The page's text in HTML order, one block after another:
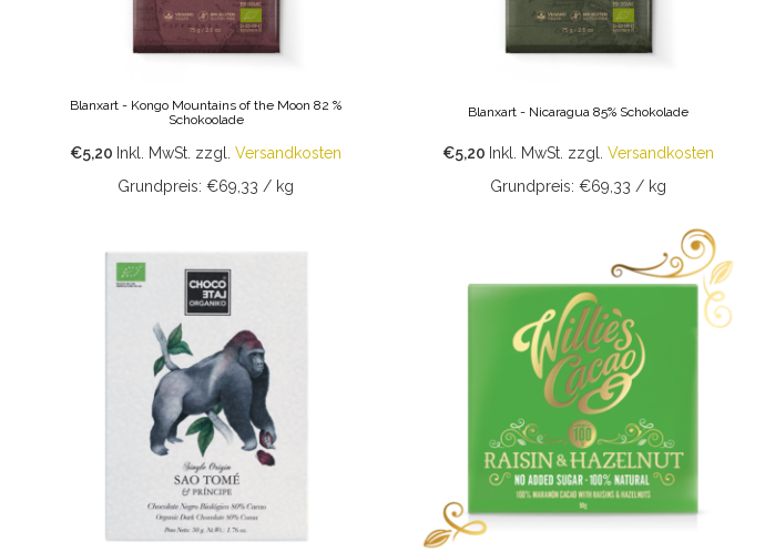
Blanxart - Kongo Mountains of the Moon 82 %
Schokoolade
€5,20 Inkl. MwSt. zzgl. Versandkosten
Grundpreis: €69,33 / kg
Blanxart - Nicaragua 85% Schokolade
€5,20 Inkl. MwSt. zzgl. Versandkosten
Grundpreis: €69,33 / kg